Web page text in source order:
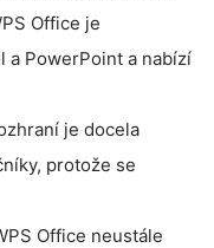
Office je
a PowerPoint a nabízí
je docela
protože se
Office neustále